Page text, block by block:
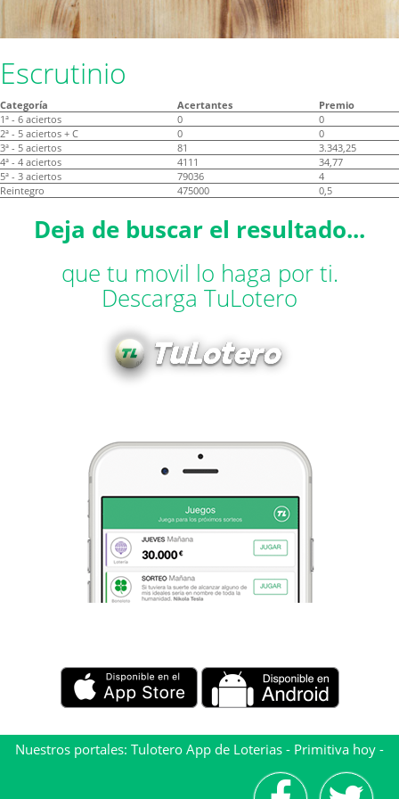
Escrutinio
Categoría Acertantes
Premio
1ª - 6 aciertos
0
0
2ª - 5 aciertos + C
0
0
3ª - 5 aciertos
81
3.343,25
4ª - 4 aciertos
4111
34,77
5ª - 3 aciertos
79036
4
Reintegro
475000 0,5
Deja de buscar el resultado...
que tu movil lo haga por ti.
Descarga TuLotero
Nuestros portales: Tulotero App de Loterias - Primitiva hoy -